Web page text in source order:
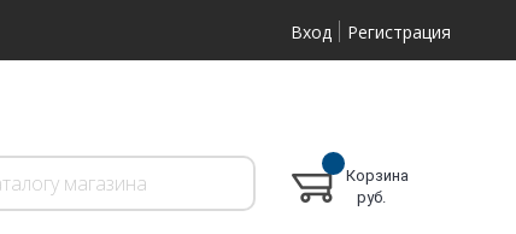
Вход Регистрация
Корзина
руб.